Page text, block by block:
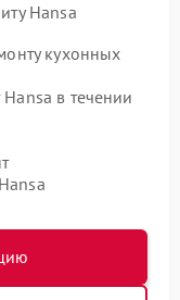
Hansa
кухонных
в течении